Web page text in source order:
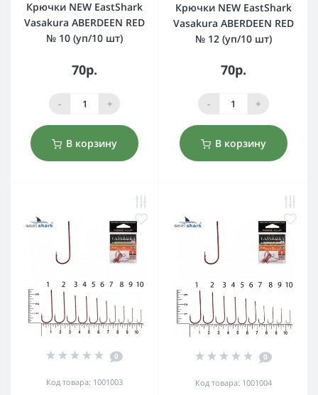
Крючки NEW EastShark
Vasakura ABERDEEN RED
№ 10 (уп/10 шт)
70р.
- +
В корзину
Крючки NEW EastShark
Vasakura ABERDEEN RED
№ 12 (уп/10 шт)
70р.
- +
В корзину
0
Код товара: 1001003
0
Код товара: 1001004